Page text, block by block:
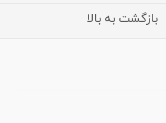
بازگشت به بالا